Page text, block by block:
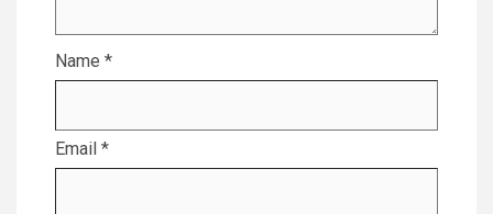
Name *
Email *